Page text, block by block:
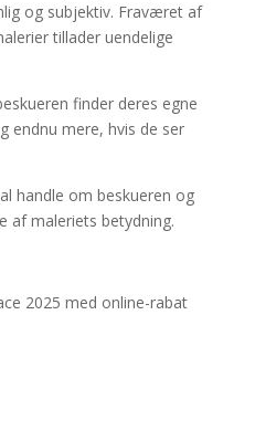
og subjektiv. Fraværet af
tillader uendelige
finder deres egne
endnu mere, hvis de ser
handle om beskueren og
af maleriets betydning.
2025 med online-rabat